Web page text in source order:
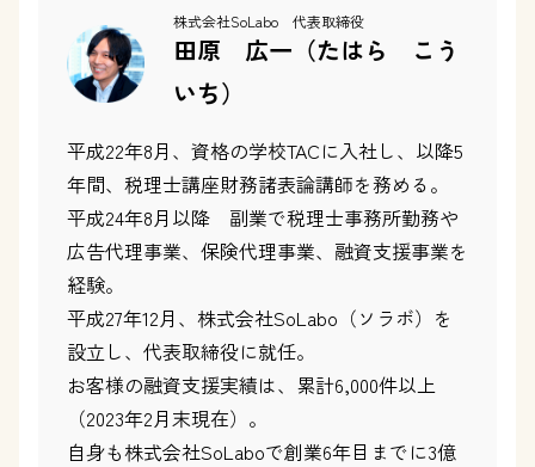
株式会社SoLabo 代表取締役
田原 広一（たはら こう
いち）
平成22年8月、資格の学校TACに入社し、以降5
年間、税理士講座財務諸表論講師を務める。
平成24年8月以降 副業で税理士事務所勤務や
広告代理事業、保険代理事業、融資支援事業を
経験。
平成27年12月、株式会社SoLabo（ソラボ）を
設立し、代表取締役に就任。
お客様の融資支援実績は、累計6,000件以上
（2023年2月末現在）。
自身も株式会社SoLaboで創業6年目までに3億